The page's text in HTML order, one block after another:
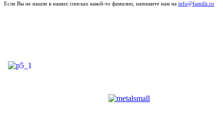
Если Вы не нашли в наших списках какой-то фамилии, напишите нам на info@familii.ru